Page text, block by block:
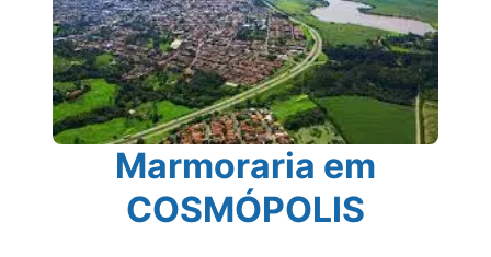
Marmoraria em
COSMÓPOLIS